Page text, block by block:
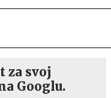
za svoj
Googlu.